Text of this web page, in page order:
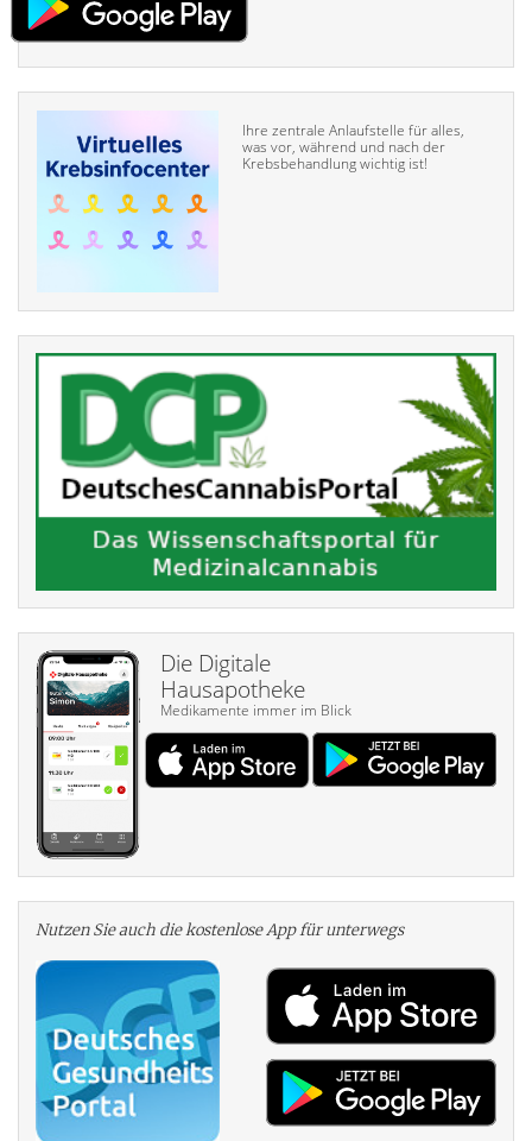
Ihre zentrale Anlaufstelle für alles,
was vor, während und nach der
Krebsbehandlung wichtig ist!
Die Digitale
Hausapotheke
Medikamente immer im Blick
Nutzen Sie auch die kosten­lose App für unterwegs